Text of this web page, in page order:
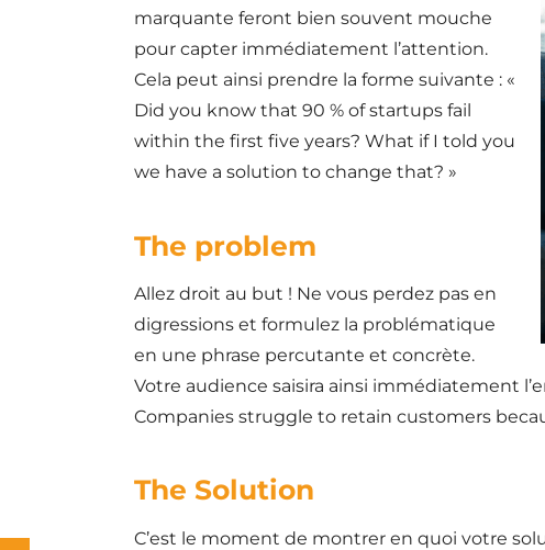
marquante feront bien souvent mouche
pour capter immédiatement l’attention.
Cela peut ainsi prendre la forme suivante : «
Did you know that 90 % of startups fail
within the first five years? What if I told you
we have a solution to change that? »
The problem
Allez droit au but ! Ne vous perdez pas en
digressions et formulez la problématique
en une phrase percutante et concrète.
Votre audience saisira ainsi immédiatement
Companies struggle to retain customers
The Solution
C’est le moment de montrer en quoi votre